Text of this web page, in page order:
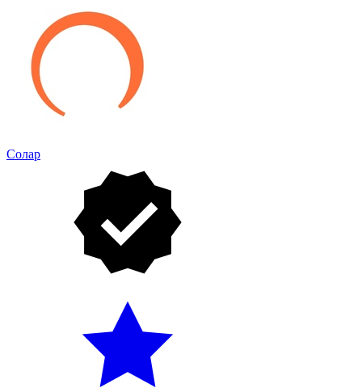
Солар